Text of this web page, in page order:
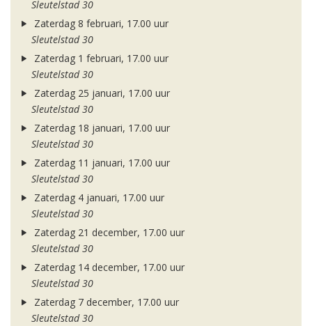
Sleutelstad 30
Zaterdag 8 februari, 17.00 uur
Sleutelstad 30
Zaterdag 1 februari, 17.00 uur
Sleutelstad 30
Zaterdag 25 januari, 17.00 uur
Sleutelstad 30
Zaterdag 18 januari, 17.00 uur
Sleutelstad 30
Zaterdag 11 januari, 17.00 uur
Sleutelstad 30
Zaterdag 4 januari, 17.00 uur
Sleutelstad 30
Zaterdag 21 december, 17.00 uur
Sleutelstad 30
Zaterdag 14 december, 17.00 uur
Sleutelstad 30
Zaterdag 7 december, 17.00 uur
Sleutelstad 30